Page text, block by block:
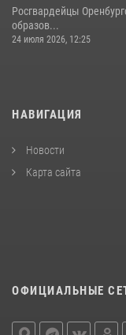
Росгвардейцы
образов...
24 июля 2026, 12:25
НАВИГАЦИЯ
Новости
Карта сайта
ОФИЦИАЛЬНЫЕ